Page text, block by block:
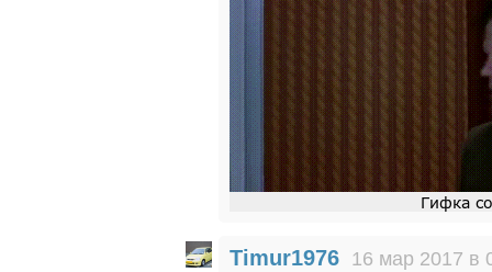
Timur1976 16 мар 2017 в